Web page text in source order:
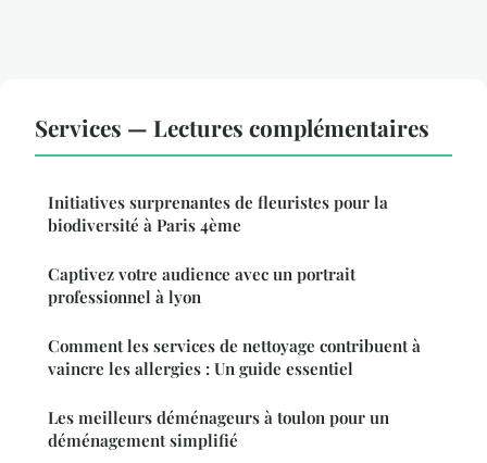
Services — Lectures complémentaires
Initiatives surprenantes de fleuristes pour la
biodiversité à Paris 4ème
Captivez votre audience avec un portrait
professionnel à lyon
Comment les services de nettoyage contribuent à
vaincre les allergies : Un guide essentiel
Les meilleurs déménageurs à toulon pour un
déménagement simplifié